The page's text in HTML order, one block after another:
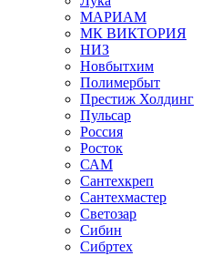
МАРИАМ
МК ВИКТОРИЯ
НИЗ
Новбытхим
Полимербыт
Престиж Холдинг
Пульсар
Россия
Росток
САМ
Сантехкреп
Сантехмастер
Светозар
Сибин
Сибртех